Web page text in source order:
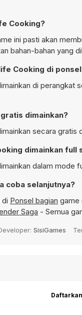
Cooking?
ini pasti akan
bahan-bahan yang
Cooking di
di perangkat
dimainkan?
secara gratis
dimainkan full
dalam mode
coba selanjutnya?
di Ponsel bagian game
Saga - Semua
SisiGames